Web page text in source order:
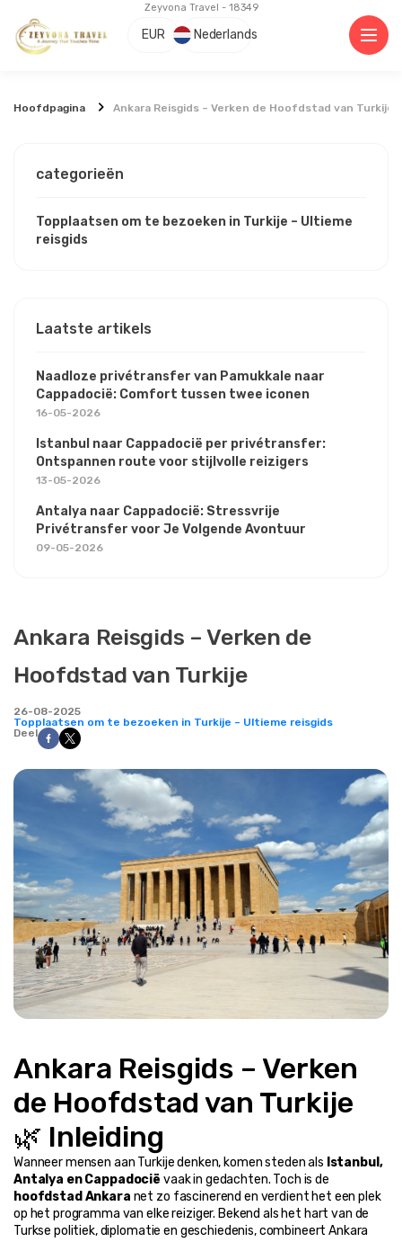
Zeyvona Travel - 18349
EUR Nederlands
Hoofdpagina Ankara Reisgids – Verken de Hoofdstad van Turkije
Ankara Reisgids – Verken de
Hoofdstad van Turkije
26-08-2025
Topplaatsen om te bezoeken in Turkije – Ultieme reisgids
Deel
Ankara Reisgids – Verken
de Hoofdstad van Turkije
🌿 Inleiding
Wanneer mensen aan Turkije denken, komen steden als Istanbul,
Antalya en Cappadocië
hoofdstad Ankara net zo fascinerend en verdient het een plek
op het programma van elke reiziger. Bekend als het hart van de
categorieën
Topplaatsen om te bezoeken in Turkije – Ultieme
reisgids
Laatste artikels
Naadloze privétransfer van Pamukkale naar
Cappadocië: Comfort tussen twee iconen
16-05-2026
Istanbul naar Cappadocië per privétransfer:
Ontspannen route voor stijlvolle reizigers
13-05-2026
Antalya naar Cappadocië: Stressvrije
Privétransfer voor Je Volgende Avontuur
09-05-2026